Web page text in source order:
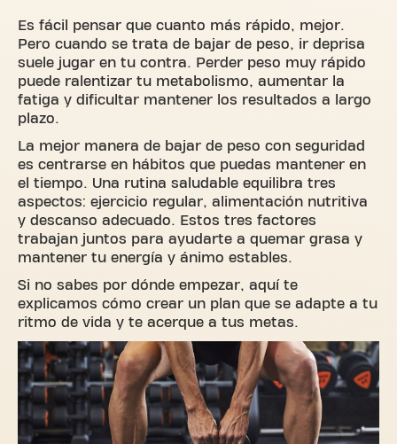
Es fácil pensar que cuanto más rápido, mejor.
Pero cuando se trata de bajar de peso, ir deprisa
suele jugar en tu contra. Perder peso muy rápido
puede ralentizar tu metabolismo, aumentar la
fatiga y dificultar mantener los resultados a largo
plazo.
La mejor manera de bajar de peso con seguridad
es centrarse en hábitos que puedas mantener en
el tiempo. Una rutina saludable equilibra tres
aspectos: ejercicio regular, alimentación nutritiva
y descanso adecuado. Estos tres factores
trabajan juntos para ayudarte a quemar grasa y
mantener tu energía y ánimo estables.
Si no sabes por dónde empezar, aquí te
explicamos cómo crear un plan que se adapte a tu
ritmo de vida y te acerque a tus metas.